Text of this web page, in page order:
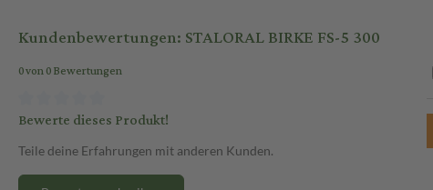
Kundenbewertungen: STALORAL BIRKE FS-5 300
0 von 0 Bewertungen
Bewerte dieses Produkt!
Teile deine Erfahrungen mit anderen Kunden.